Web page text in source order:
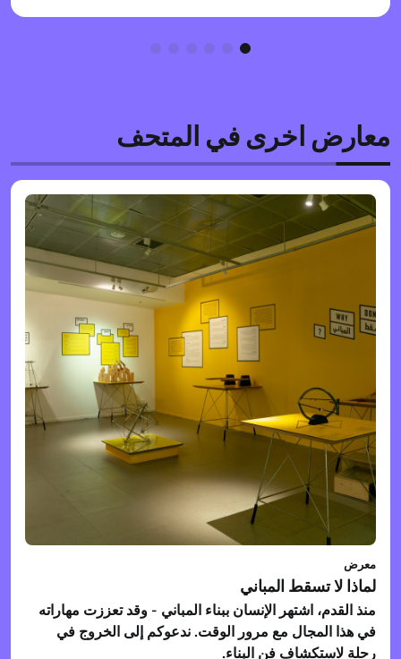
معارض اخرى في المتحف
معرض
لماذا لا تسقط المباني
منذ القدم، اشتهر الإنسان ببناء المباني - وقد تعززت مهاراته
في هذا المجال مع مرور الوقت. ندعوكم إلى الخروج في
رحلة لاستكشاف فن البناء.